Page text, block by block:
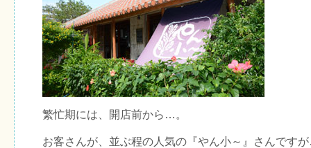
繁忙期には、開店前から…。
お客さんが、並ぶ程の人気の『やん小～』さんです